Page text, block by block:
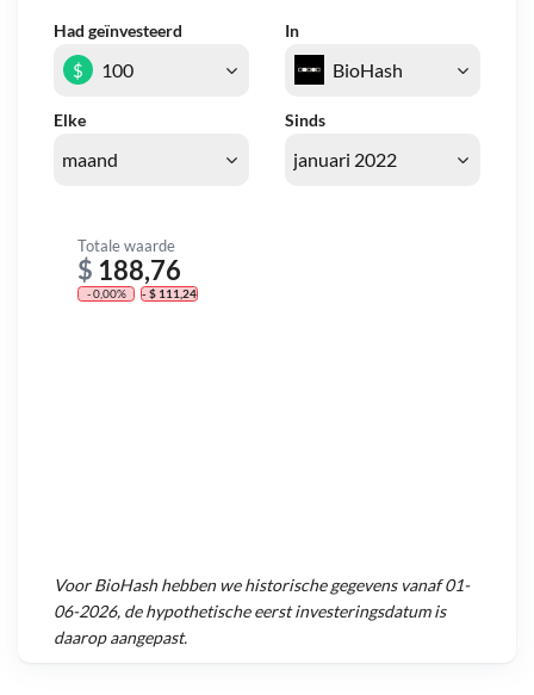
Had geïnvesteerd In
Elke Sinds
$
Totale waarde
$ 188,76
- 0,00% - $ 111,24
VoorBioHashhebben we historische gegevens vanaf01-
06-2026, de hypothetische eerst investeringsdatum is
daarop aangepast.